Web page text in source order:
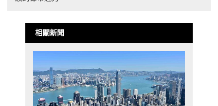
相關新聞